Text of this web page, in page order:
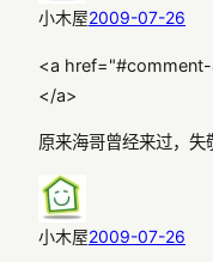
小木屋2009-07-26
<a
</a>
原来海哥曾经来过，失
小木屋2009-07-26